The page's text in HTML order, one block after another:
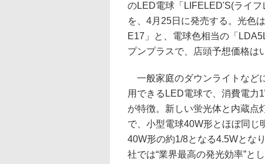
のLED電球「LIFELED'S(ライ
を、4月25日に発売する。光色
E17」と、電球色相当の「
プンプラスで、店頭予想価格は
一般家庭のダウンライトなど
用できるLED電球で、消費電力
が特徴。新しい蛍光体と内蔵点
で、小型電球40W形とほぼ同じ
40W形の約1/8となる4.5Wとな
社では“業界最高の発光効率”と